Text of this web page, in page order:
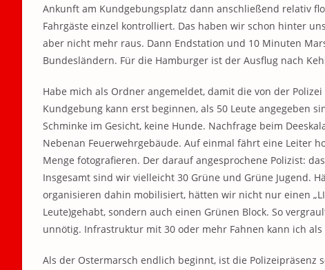
Ankunft am Kundgebungsplatz dann anschließend relativ
Fahrgäste einzel kontrolliert. Das haben wir schon hinter
aber nicht mehr raus. Dann Endstation und 10 Minuten
Bundesländern. Für die Hamburger ist der Ausflug nach
Habe mich als Ordner angemeldet, damit die von der
Kundgebung kann erst beginnen, als 50 Leute angegeben
Schminke im Gesicht, keine Hunde. Nachfrage beim
Nebenan Feuerwehrgebäude. Auf einmal fährt eine Leiter
Menge fotografieren. Der darauf angesprochene Polizist:
Insgesamt sind wir vielleicht 30 Grüne und Grüne Jugend.
organisieren dahin mobilisiert, hätten wir nicht nur einen
Leute)gehabt, sondern auch einen Grünen Block. So
unnötig. Infrastruktur mit 30 oder mehr Fahnen kann ich
Als der Ostermarsch endlich beginnt, ist die Polizeipräsenz